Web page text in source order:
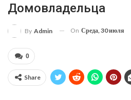
Домовладельца
By Admin On Среда, 30 июля
0
Share